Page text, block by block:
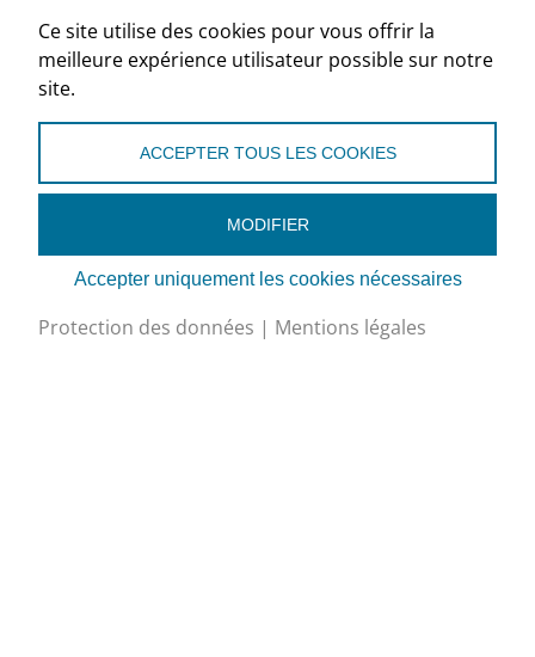
Association Suisse du Froid, Section romande
La Croix-du-Péage 1
secretariat@asf-froid.ch
Google Maps
Ce site utilise des cookies pour vous offrir la
meilleure expérience utilisateur possible sur notre
site.
ACCEPTER TOUS LES COOKIES
MODIFIER
Accepter uniquement les cookies nécessaires
Protection des données | Mentions légales